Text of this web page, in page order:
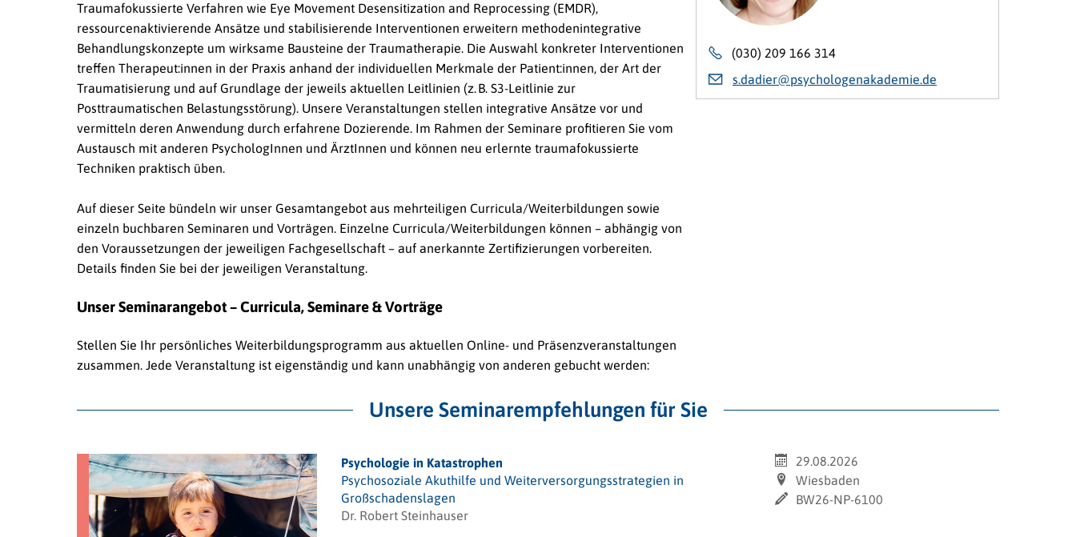
Traumafokussierte Verfahren wie Eye Movement Desensitization and Reprocessing (EMDR),
ressourcenaktivierende Ansätze und stabilisierende Interventionen erweitern methodenintegrative
Behandlungskonzepte um wirksame Bausteine der Traumatherapie. Die Auswahl konkreter Interventionen
treffen Therapeut:innen in der Praxis anhand der individuellen Merkmale der Patient:innen, der Art der
Traumatisierung und auf Grundlage der jeweils aktuellen Leitlinien (z. B. S3-Leitlinie zur
Posttraumatischen Belastungsstörung). Unsere Veranstaltungen stellen integrative Ansätze vor und
vermitteln deren Anwendung durch erfahrene Dozierende. Im Rahmen der Seminare profitieren Sie vom
Austausch mit anderen PsychologInnen und ÄrztInnen und können neu erlernte traumafokussierte
Techniken praktisch üben.
Auf dieser Seite bündeln wir unser Gesamtangebot aus mehrteiligen Curricula/Weiterbildungen sowie
einzeln buchbaren Seminaren und Vorträgen. Einzelne Curricula/Weiterbildungen können – abhängig von
den Voraussetzungen der jeweiligen Fachgesellschaft – auf anerkannte Zertifizierungen vorbereiten.
Details finden Sie bei der jeweiligen Veranstaltung.
Unser Seminarangebot – Curricula, Seminare & Vorträge
Stellen Sie Ihr persönliches Weiterbildungsprogramm aus aktuellen Online- und Präsenzveranstaltungen
zusammen. Jede Veranstaltung ist eigenständig und kann unabhängig von anderen gebucht werden:
Unsere Seminarempfehlungen für Sie
Psychologie in Katastrophen
Psychosoziale Akuthilfe und Weiterversorgungsstrategien in
Großschadenslagen
Dr. Robert Steinhauser
29.08.2026
Wiesbaden
BW26-NP-6100
(030) 209 166 314
s.dadier@psychologenakademie.de